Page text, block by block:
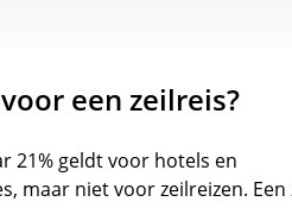
een zeilreis?
21% geldt voor hotels en
maar niet voor zeilreizen.